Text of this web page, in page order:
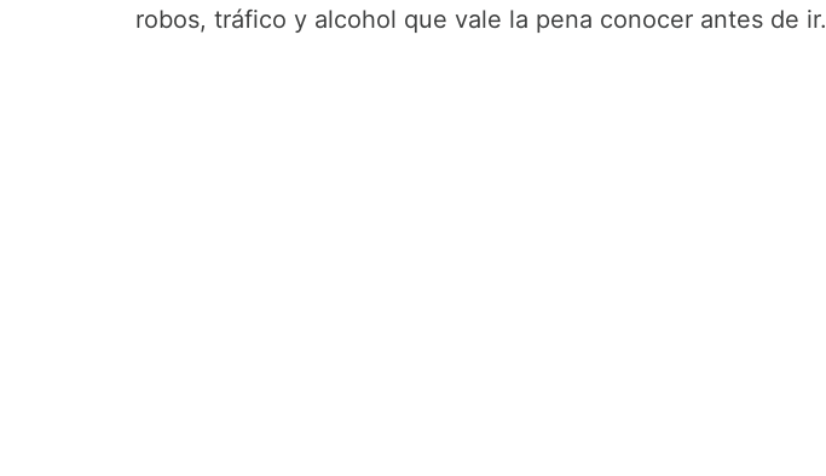
robos, tráfico y alcohol que vale la pena conocer antes de ir.